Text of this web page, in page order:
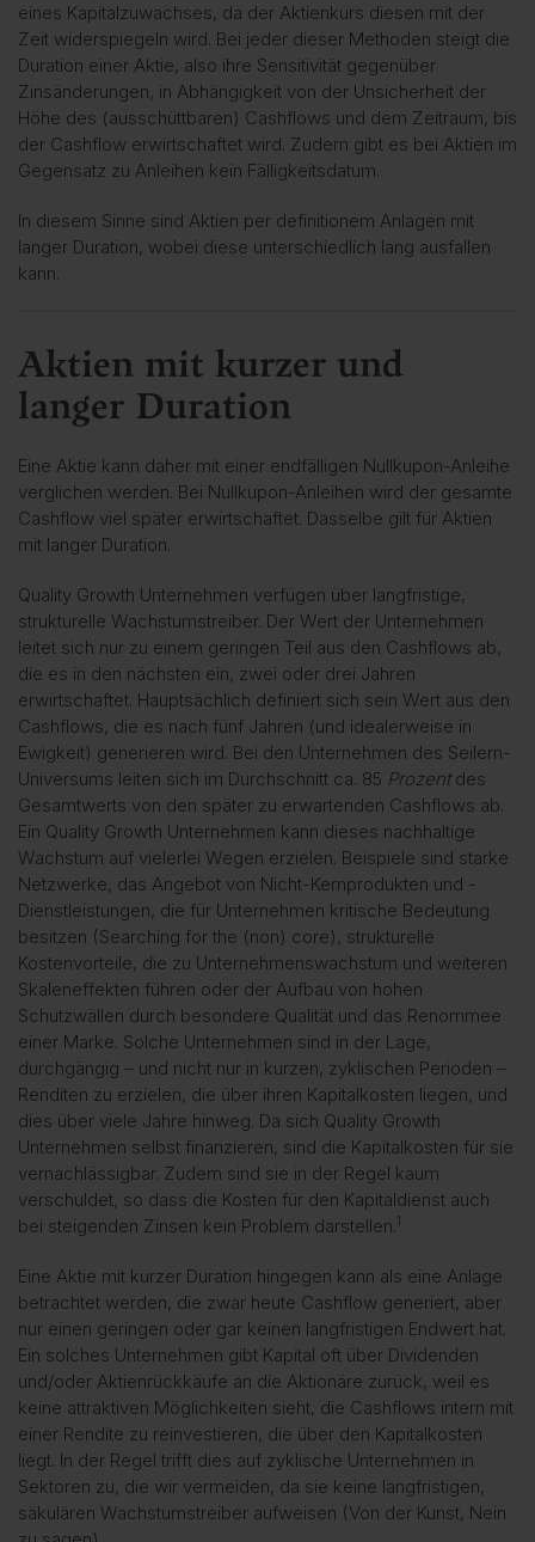
eines Kapitalzuwachses, da der Aktienkurs diesen mit der
Zeit widerspiegeln wird. Bei jeder dieser Methoden steigt die
Duration einer Aktie, also ihre Sensitivität gegenüber
Zinsänderungen, in Abhängigkeit von der Unsicherheit der
Höhe des (ausschüttbaren) Cashflows und dem Zeitraum, bis
der Cashflow erwirtschaftet wird. Zudem gibt es bei Aktien im
Gegensatz zu Anleihen kein Fälligkeitsdatum.
In diesem Sinne sind Aktien per definitionem Anlagen mit
langer Duration, wobei diese unterschiedlich lang ausfallen
kann.
Aktien mit kurzer und
langer Duration
Eine Aktie kann daher mit einer endfälligen Nullkupon-Anleihe
verglichen werden. Bei Nullkupon-Anleihen wird der gesamte
Cashflow viel später erwirtschaftet. Dasselbe gilt für Aktien
mit langer Duration.
Quality Growth Unternehmen verfügen über langfristige,
strukturelle Wachstumstreiber. Der Wert der Unternehmen
leitet sich nur zu einem geringen Teil aus den Cashflows ab,
die es in den nächsten ein, zwei oder drei Jahren
erwirtschaftet. Hauptsächlich definiert sich sein Wert aus den
Cashflows, die es nach fünf Jahren (und idealerweise in
Ewigkeit) generieren wird. Bei den Unternehmen des Seilern-
Universums leiten sich im Durchschnitt ca. 85 Prozentdes
Gesamtwerts von den später zu erwartenden Cashflows ab.
Ein Quality Growth Unternehmen kann dieses nachhaltige
Wachstum auf vielerlei Wegen erzielen. Beispiele sind starke
Netzwerke, das Angebot von Nicht-Kernprodukten und -
Dienstleistungen, die für Unternehmen kritische Bedeutung
besitzen (Searching for the (non) core), strukturelle
Kostenvorteile, die zu Unternehmenswachstum und weiteren
Skaleneffekten führen oder der Aufbau von hohen
Schutzwällen durch besondere Qualität und das Renommee
einer Marke. Solche Unternehmen sind in der Lage,
durchgängig – und nicht nur in kurzen, zyklischen Perioden –
Renditen zu erzielen, die über ihren Kapitalkosten liegen, und
dies über viele Jahre hinweg. Da sich Quality Growth
Unternehmen selbst finanzieren, sind die Kapitalkosten für sie
vernachlässigbar. Zudem sind sie in der Regel kaum
verschuldet, so dass die Kosten für den Kapitaldienst auch
bei steigenden Zinsen kein Problem darstellen.1
Eine Aktie mit kurzer Duration hingegen kann als eine Anlage
betrachtet werden, die zwar heute Cashflow generiert, aber
nur einen geringen oder gar keinen langfristigen Endwert hat.
Ein solches Unternehmen gibt Kapital oft über Dividenden
und/oder Aktienrückkäufe an die Aktionäre zurück, weil es
keine attraktiven Möglichkeiten sieht, die Cashflows intern mit
einer Rendite zu reinvestieren, die über den Kapitalkosten
liegt. In der Regel trifft dies auf zyklische Unternehmen in
Sektoren zu, die wir vermeiden, da sie keine langfristigen,
säkulären Wachstumstreiber aufweisen (Von der Kunst, Nein